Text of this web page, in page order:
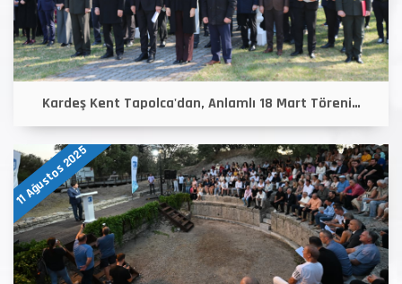
Kardeş Kent Tapolca'dan, Anlamlı 18 Mart Töreni…
11 Ağustos 2025